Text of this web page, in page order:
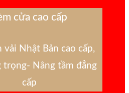
cửa cao cấp
vải Nhật Bản cao cấp,
trọng- Nâng tầm đẳng
cấp